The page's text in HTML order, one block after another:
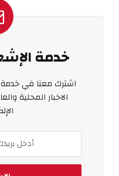
خدمة
اشترك معنا في خدمة
الاخبار المحلية